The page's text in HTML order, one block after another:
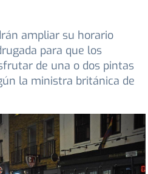
ampliar su horario
para que los
de una o dos pintas
la ministra británica de